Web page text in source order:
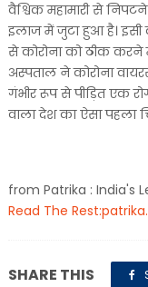
वैश्विक महामारी से
इलाज में जुटा हुआ है। इसी
से कोरोना को ठीक
अस्पताल ने कोरोना
गंभीर रूप से पीड़ित एक
वाला देश का ऐसा पहला
from Patrika : India's
Read The
SHARE THIS